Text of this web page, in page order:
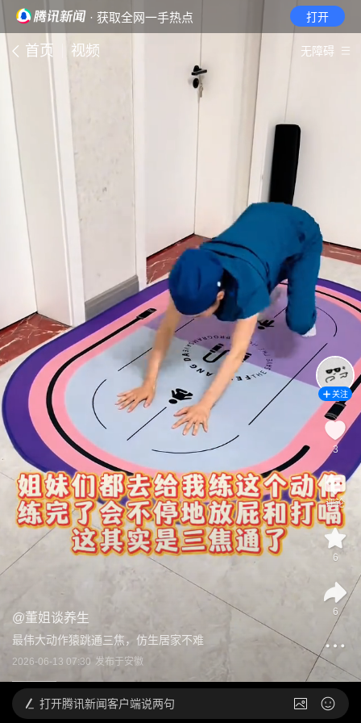
· 获取全网一手热点 打开
首页 视频 无障碍
@董姐谈养生
最伟大动作猿跳通三焦，仿生居家不难
2026-06-13 07:30 发布于安徽
关注
3
评论
6
6
打开腾讯新闻客户端说两句